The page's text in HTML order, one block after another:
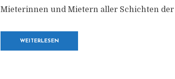
Mieterinnen und Mietern aller Schichten
WEITERLESEN